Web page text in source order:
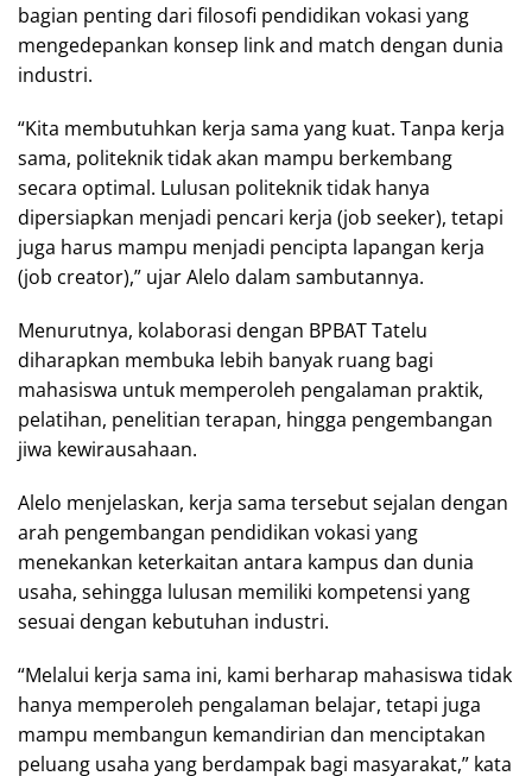
bagian penting dari filosofi pendidikan vokasi yang
mengedepankan konsep link and match dengan dunia
industri.
“Kita membutuhkan kerja sama yang kuat. Tanpa kerja
sama, politeknik tidak akan mampu berkembang
secara optimal. Lulusan politeknik tidak hanya
dipersiapkan menjadi pencari kerja (job seeker), tetapi
juga harus mampu menjadi pencipta lapangan kerja
(job creator),” ujar Alelo dalam sambutannya.
Menurutnya, kolaborasi dengan BPBAT Tatelu
diharapkan membuka lebih banyak ruang bagi
mahasiswa untuk memperoleh pengalaman praktik,
pelatihan, penelitian terapan, hingga pengembangan
jiwa kewirausahaan.
Alelo menjelaskan, kerja sama tersebut sejalan dengan
arah pengembangan pendidikan vokasi yang
menekankan keterkaitan antara kampus dan dunia
usaha, sehingga lulusan memiliki kompetensi yang
sesuai dengan kebutuhan industri.
“Melalui kerja sama ini, kami berharap mahasiswa tidak
hanya memperoleh pengalaman belajar, tetapi juga
mampu membangun kemandirian dan menciptakan
peluang usaha yang berdampak bagi masyarakat,” kata